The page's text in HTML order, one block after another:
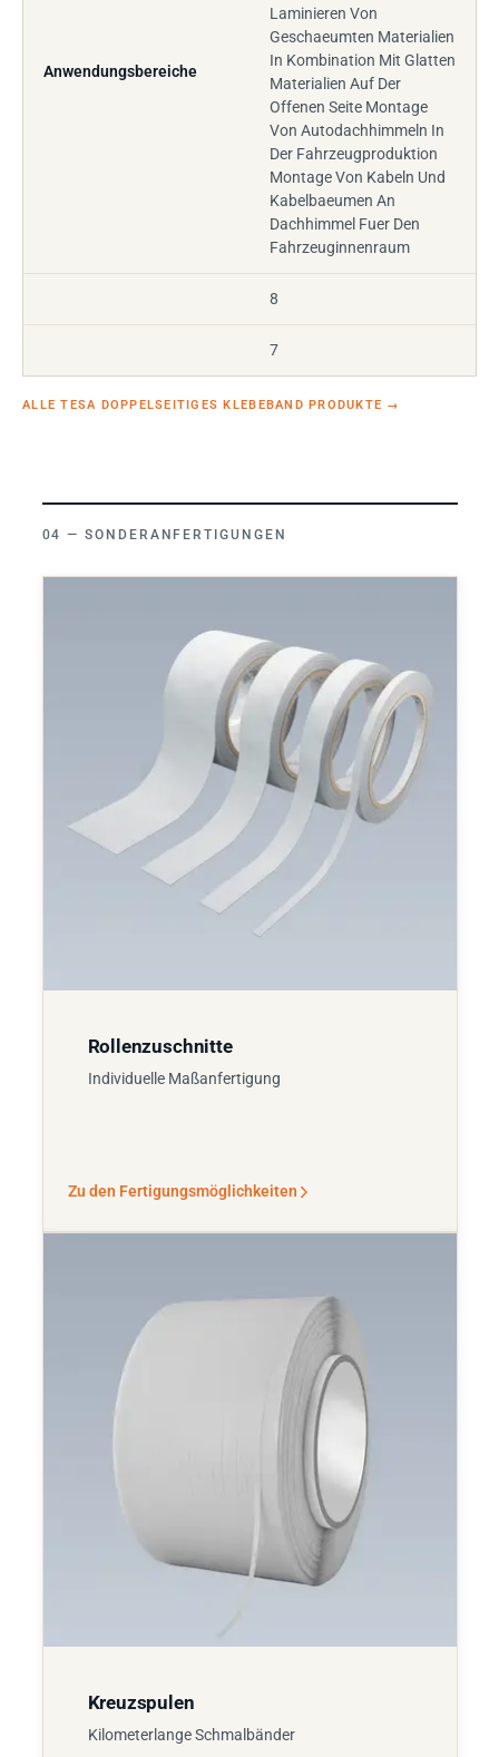
Anwendungsbereiche
Laminieren Von
Geschaeumten Materialien
In Kombination Mit Glatten
Materialien Auf Der
Offenen Seite Montage
Von Autodachhimmeln In
Der Fahrzeugproduktion
Montage Von Kabeln Und
Kabelbaeumen An
Dachhimmel Fuer Den
Fahrzeuginnenraum
8
7
ALLE TESA DOPPELSEITIGES KLEBEBAND PRODUKTE →
SONDERANFERTIGUNGEN
Rollenzuschnitte
Individuelle Maßanfertigung
Zu den Fertigungsmöglichkeiten
Kreuzspulen
Kilometerlange Schmalbänder